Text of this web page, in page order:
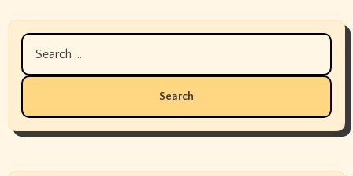
Search
for: